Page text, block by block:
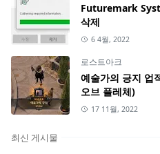
Futuremark
삭제
6 4월, 2022
로스트아크
예술가의 긍지 업
오브 플레체)
17 11월, 2022
최신 게시물